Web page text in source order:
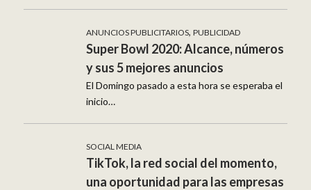
ANUNCIOS PUBLICITARIOS, PUBLICIDAD
Super Bowl 2020: Alcance, números
y sus 5 mejores anuncios
El Domingo pasado a esta hora se esperaba el
inicio…
SOCIAL MEDIA
TikTok, la red social del momento,
una oportunidad para las empresas